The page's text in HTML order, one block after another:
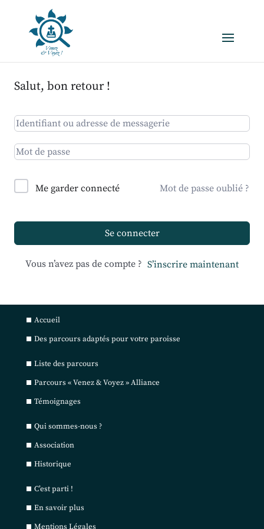
Salut, bon retour !
Me garder connecté Mot de passe oublié ?
Se connecter
Vous n’avez pas de compte ? S’inscrire maintenant
Accueil
Des parcours adaptés pour votre paroisse
Liste des parcours
Parcours « Venez & Voyez » Alliance
Témoignages
Qui sommes-nous ?
Association
Historique
C’est parti !
En savoir plus
Mentions Légales